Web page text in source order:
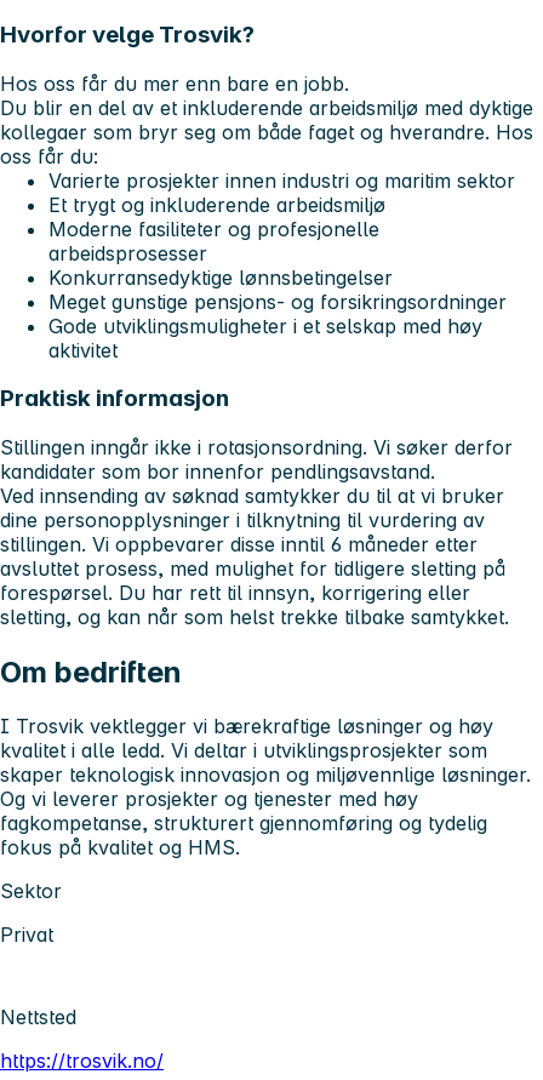
Hvorfor velge Trosvik?
Hos oss får du mer enn bare en jobb.
Du blir en del av et inkluderende arbeidsmiljø med dyktige
kollegaer som bryr seg om både faget og hverandre. Hos
oss får du:
Varierte prosjekter innen industri og maritim sektor
Et trygt og inkluderende arbeidsmiljø
Moderne fasiliteter og profesjonelle
arbeidsprosesser
Konkurransedyktige lønnsbetingelser
Meget gunstige pensjons- og forsikringsordninger
Gode utviklingsmuligheter i et selskap med høy
aktivitet
Praktisk informasjon
Stillingen inngår ikke i rotasjonsordning. Vi søker derfor
kandidater som bor innenfor pendlingsavstand.
Ved innsending av søknad samtykker du til at vi bruker
dine personopplysninger i tilknytning til vurdering av
stillingen. Vi oppbevarer disse inntil 6 måneder etter
avsluttet prosess, med mulighet for tidligere sletting på
forespørsel. Du har rett til innsyn, korrigering eller
sletting, og kan når som helst trekke tilbake samtykket.
Om bedriften
I Trosvik vektlegger vi bærekraftige løsninger og høy
kvalitet i alle ledd. Vi deltar i utviklingsprosjekter som
skaper teknologisk innovasjon og miljøvennlige løsninger.
Og vi leverer prosjekter og tjenester med høy
fagkompetanse, strukturert gjennomføring og tydelig
fokus på kvalitet og HMS.
Sektor
Privat
Nettsted
https://trosvik.no/